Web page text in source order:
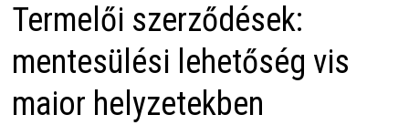
Termelői szerződések:
mentesülési lehetőség vis
maior helyzetekben